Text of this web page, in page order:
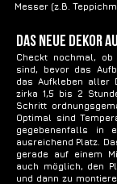
Messer (z.B.
Das Neue Dekor
Checkt nochmal,
sind, bevor das
das Aufkleben aller
zirka 1,5 bis 2
Schritt
Optimal sind
gegebenenfalls in
ausreichend Platz.
gerade auf einem
auch möglich, den
und dann zu